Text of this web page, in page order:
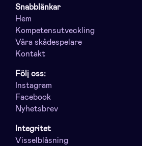
Snabblänkar
Hem
Kompetensutveckling
Våra skådespelare
Kontakt
Följ oss:
Instagram
Facebook
Nyhetsbrev
Integritet
Visselblåsning